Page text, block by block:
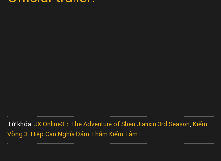
Từ khóa: JX Online3：The Adventure of Shen Jianxin 3rd Season, Kiếm
Võng 3: Hiệp Can Nghĩa Đảm Thẩm Kiếm Tâm.